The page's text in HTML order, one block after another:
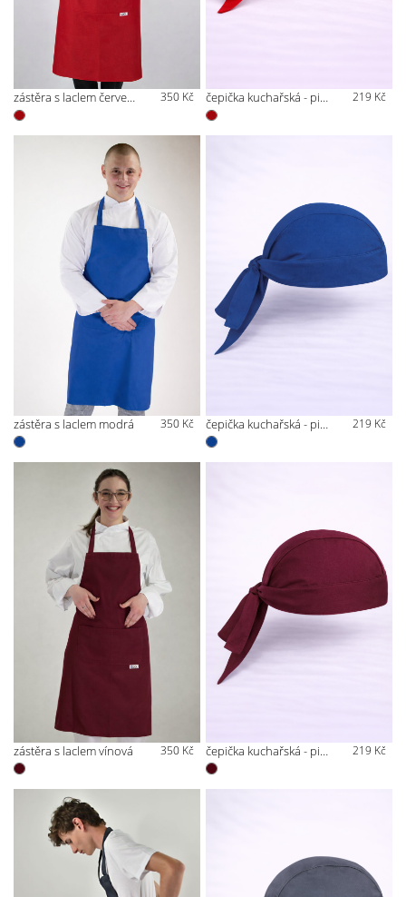
zástěra s laclem červená 350 Kč čepička kuchařská - pirátka červená 219 Kč
zástěra s laclem modrá 350 Kč čepička kuchařská - pirátka modrá 219 Kč
zástěra s laclem vínová 350 Kč čepička kuchařská - pirátka vínová 219 Kč